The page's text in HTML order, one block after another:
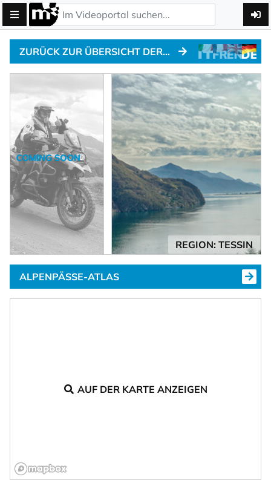
ZURÜCK ZUR ÜBERSICHT DER ALPENPÄSSE
REGION: TESSIN
ALPENPÄSSE-ATLAS
AUF DER KARTE ANZEIGEN